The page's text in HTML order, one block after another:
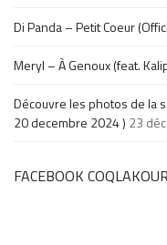
Di Panda – Petit Coeur
Meryl – À Genoux (feat.
Découvre les photos de la
20 decembre 2024 ) 23
FACEBOOK